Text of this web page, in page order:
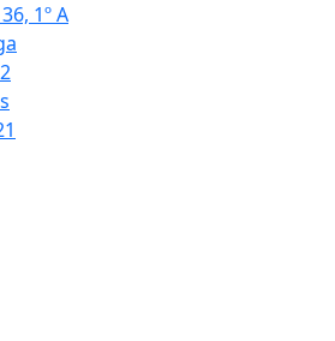
1º A